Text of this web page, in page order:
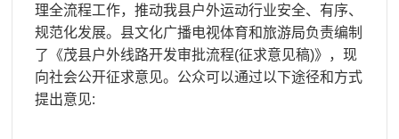
理全流程工作，推动我县户外运动行业安全、有序、
规范化发展。县文化广播电视体育和旅游局负责编制
了《茂县户外线路开发审批流程(征求意见稿)》，现
向社会公开征求意见。公众可以通过以下途径和方式
提出意见: